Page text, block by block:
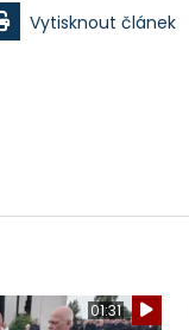
Vytisknout článek
01:31